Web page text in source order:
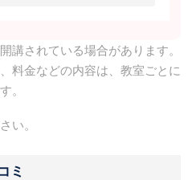
講されている場合があります。
料金などの内容は、教室ごとに
。
い。
ミ